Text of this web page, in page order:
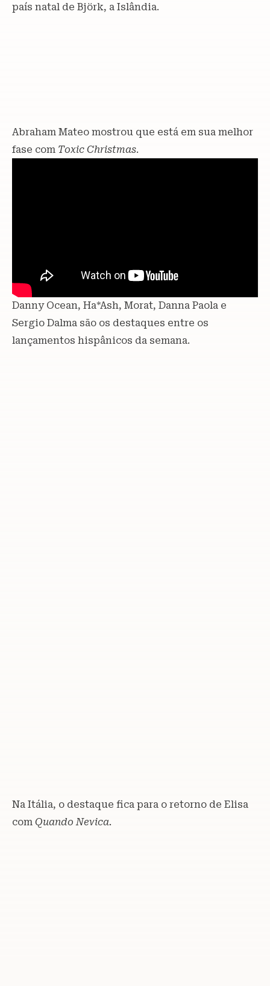
país natal de Björk, a Islândia.
Abraham Mateo mostrou que está em sua melhor
fase com Toxic Christmas.
Danny Ocean, Ha*Ash, Morat, Danna Paola e
Sergio Dalma são os destaques entre os
lançamentos hispânicos da semana.
Na Itália, o destaque fica para o retorno de Elisa
com Quando Nevica.